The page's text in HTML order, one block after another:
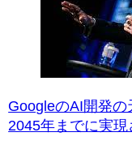
GoogleのAI開発の
2045年までに実